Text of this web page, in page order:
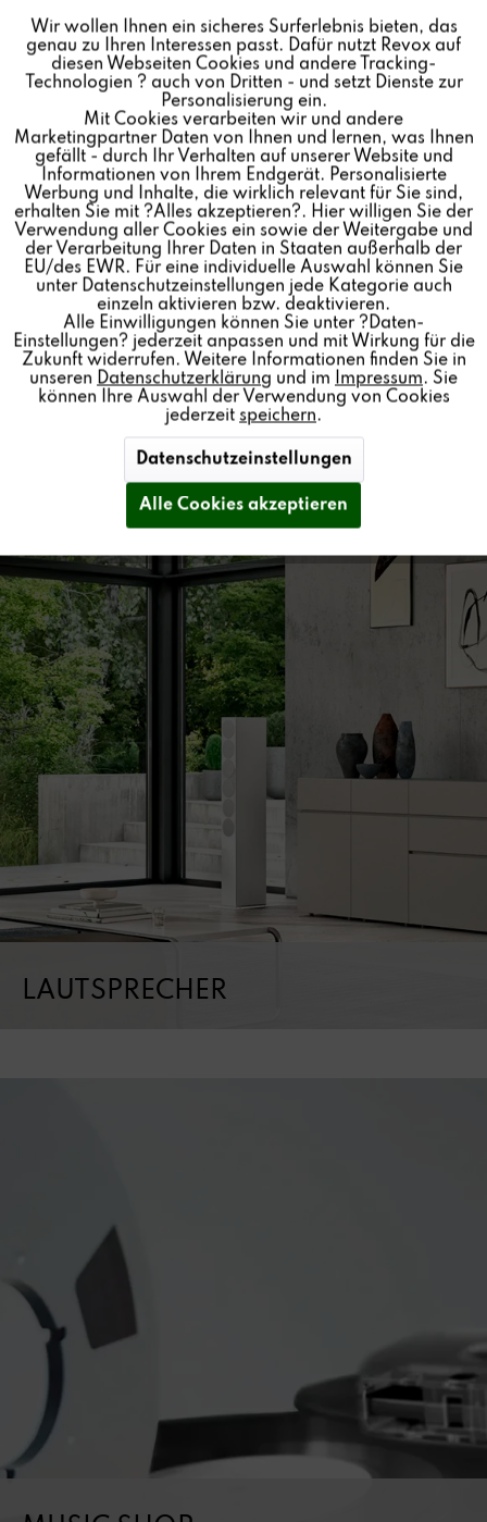
SMARTES MUSIKERLEBNIS
>HIER KLICKEN<
MULTIUSER | MULTIROOM
SYSTEME
LAUTSPRECHER
Marketing Inaktiv
Tracking Inaktiv
Personalisierung Inaktiv
Service Inaktiv
Wir wollen Ihnen ein sicheres Surferlebnis bieten, das
genau zu Ihren Interessen passt. Dafür nutzt Revox auf
diesen Webseiten Cookies und andere Tracking-
Technologien ? auch von Dritten - und setzt Dienste zur
Personalisierung ein.
Mit Cookies verarbeiten wir und andere
Marketingpartner Daten von Ihnen und lernen, was Ihnen
gefällt - durch Ihr Verhalten auf unserer Website und
Informationen von Ihrem Endgerät. Personalisierte
Werbung und Inhalte, die wirklich relevant für Sie sind,
erhalten Sie mit ?Alles akzeptieren?. Hier willigen Sie der
Verwendung aller Cookies ein sowie der Weitergabe und
der Verarbeitung Ihrer Daten in Staaten außerhalb der
EU/des EWR. Für eine individuelle Auswahl können Sie
unter Datenschutzeinstellungen jede Kategorie auch
einzeln aktivieren bzw. deaktivieren.
Alle Einwilligungen können Sie unter ?Daten-
Einstellungen? jederzeit anpassen und mit Wirkung für die
Zukunft widerrufen. Weitere Informationen finden Sie in
unseren Datenschutzerklärung und im Impressum. Sie
können Ihre Auswahl der Verwendung von Cookies
jederzeit speichern.
Datenschutzeinstellungen
Alle Cookies akzeptieren